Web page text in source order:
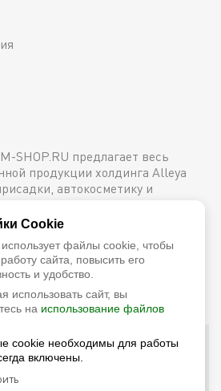
SHOP.RU предлагает весь
продукции холдинга Alleya
автокосметику и
подробное описание
характеристиками и ценами.
продукцию с
можно сейчас же, оформив
посетив один из наших
Более подробную информацию
по телефону+7 (800) 600-48-38
магазин LM Shop © 2026
куки (соокіе) и куки третьих лиц для
целей, а также для того, чтобы
Продолжая просмотр этого сайта, вы
Cookie
файлы cookie, чтобы
сайта, повысить его
и удобство.
использовать сайт, вы
на использование файлов
cookie необходимы для работы
включены.